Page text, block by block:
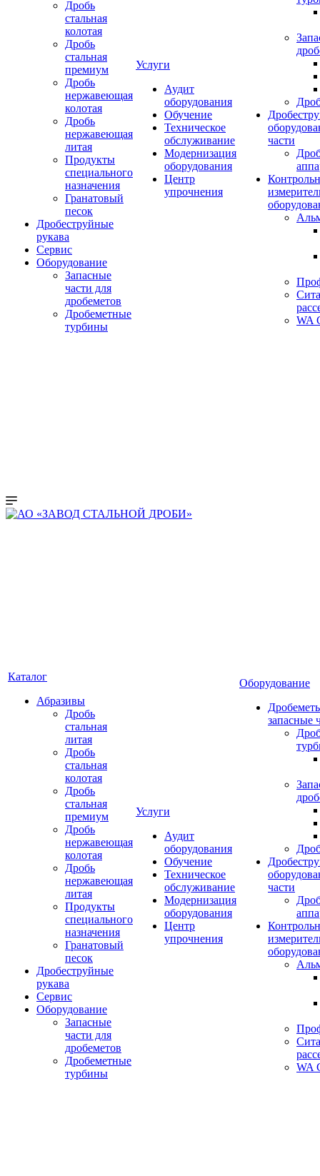
Дробь
стальная
колотая
Дробь
стальная
премиум
Дробь
нержавеющая
колотая
Дробь
нержавеющая
литая
Продукты
специального
назначения
Гранатовый
песок
Дробеструйные
рукава
Сервис
Оборудование
Запасные
части для
дробеметов
Дробеметные
турбины
Услуги
Аудит
оборудования
Обучение
Техническое
обслуживание
Модернизация
оборудования
Центр
упрочнения
части
WA
Каталог
Абразивы
Дробь
стальная
литая
Дробь
стальная
колотая
Дробь
стальная
премиум
Дробь
нержавеющая
колотая
Дробь
нержавеющая
литая
Продукты
специального
назначения
Гранатовый
песок
Дробеструйные
рукава
Сервис
Оборудование
Запасные
части для
дробеметов
Дробеметные
турбины
Услуги
Аудит
оборудования
Обучение
Техническое
обслуживание
Модернизация
оборудования
Центр
упрочнения
Оборудование
запасные
части
WA